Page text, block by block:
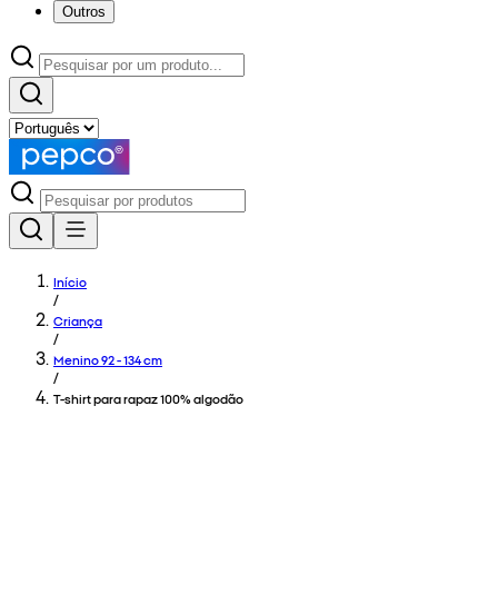
Outros
Início
/
Criança
/
Menino 92 - 134 cm
/
T-shirt para rapaz 100% algodão